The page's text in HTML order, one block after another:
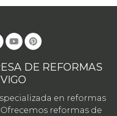
DE REFORMAS
en reformas
reformas de